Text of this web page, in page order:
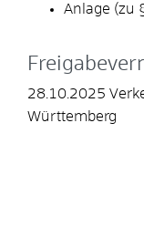
Anlage (zu
28.10.2025
Württemberg